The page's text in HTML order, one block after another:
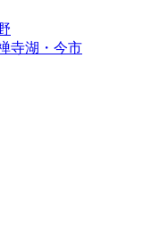
寺湖・今市